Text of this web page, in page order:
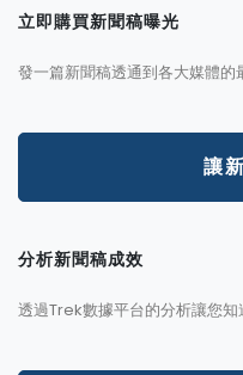
立即購買新聞稿曝光
發一篇新聞稿透通到各大媒體的
讓
分析新聞稿成效
透過Trek數據平台的分析讓您